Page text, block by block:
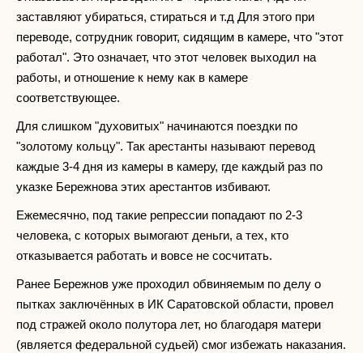
заставляют убираться, стираться и т.д Для этого при
переводе, сотрудник говорит, сидящим в камере, что "этот
работал". Это означает, что этот человек выходил на
работы, и отношение к нему как в камере
соответствующее.
Для слишком "духовитых" начинаются поездки по
"золотому кольцу". Так арестанты называют перевод
каждые 3-4 дня из камеры в камеру, где каждый раз по
указке Бережнова этих арестантов избивают.
Ежемесячно, под такие репрессии попадают по 2-3
человека, с которых вымогают деньги, а тех, кто
отказывается работать и вовсе не сосчитать.
Ранее Бережнов уже проходил обвиняемым по делу о
пытках заключённых в ИК Саратовской области, провел
под стражей около полутора лет, но благодаря матери
(является федеральной судьей) смог избежать наказания.